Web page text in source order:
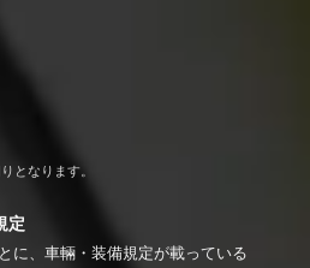
となります。
定
に、車輛・装備規定が載っている